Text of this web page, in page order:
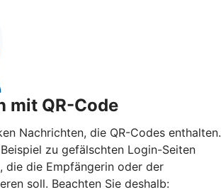
mit QR-Code
Nachrichten, die QR-Codes enthalten.
zu gefälschten Login-Seiten
die die Empfängerin oder der
soll. Beachten Sie deshalb: